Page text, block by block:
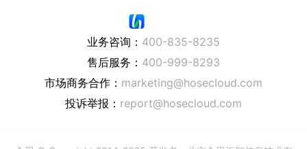
业务咨询： 400-835-8235
售后服务： 400-999-8293
市场商务合作： marketing@hosecloud.com
投诉举报： report@hosecloud.com